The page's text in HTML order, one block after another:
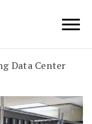
Data Center